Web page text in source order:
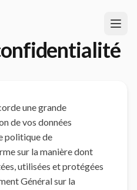
une grande
de vos données
politique de
sur la manière dont
utilisées et protégées
Général sur la